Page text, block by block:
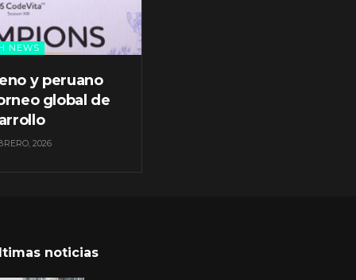
NEWS
y peruano
global de
2026
noticias